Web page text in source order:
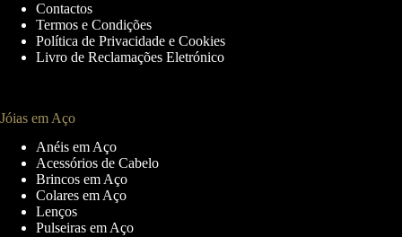
Contactos
Termos e Condições
Política de Privacidade e Cookies
Livro de Reclamações Eletrónico
Jóias em Aço
Anéis em Aço
Acessórios de Cabelo
Brincos em Aço
Colares em Aço
Lenços
Pulseiras em Aço